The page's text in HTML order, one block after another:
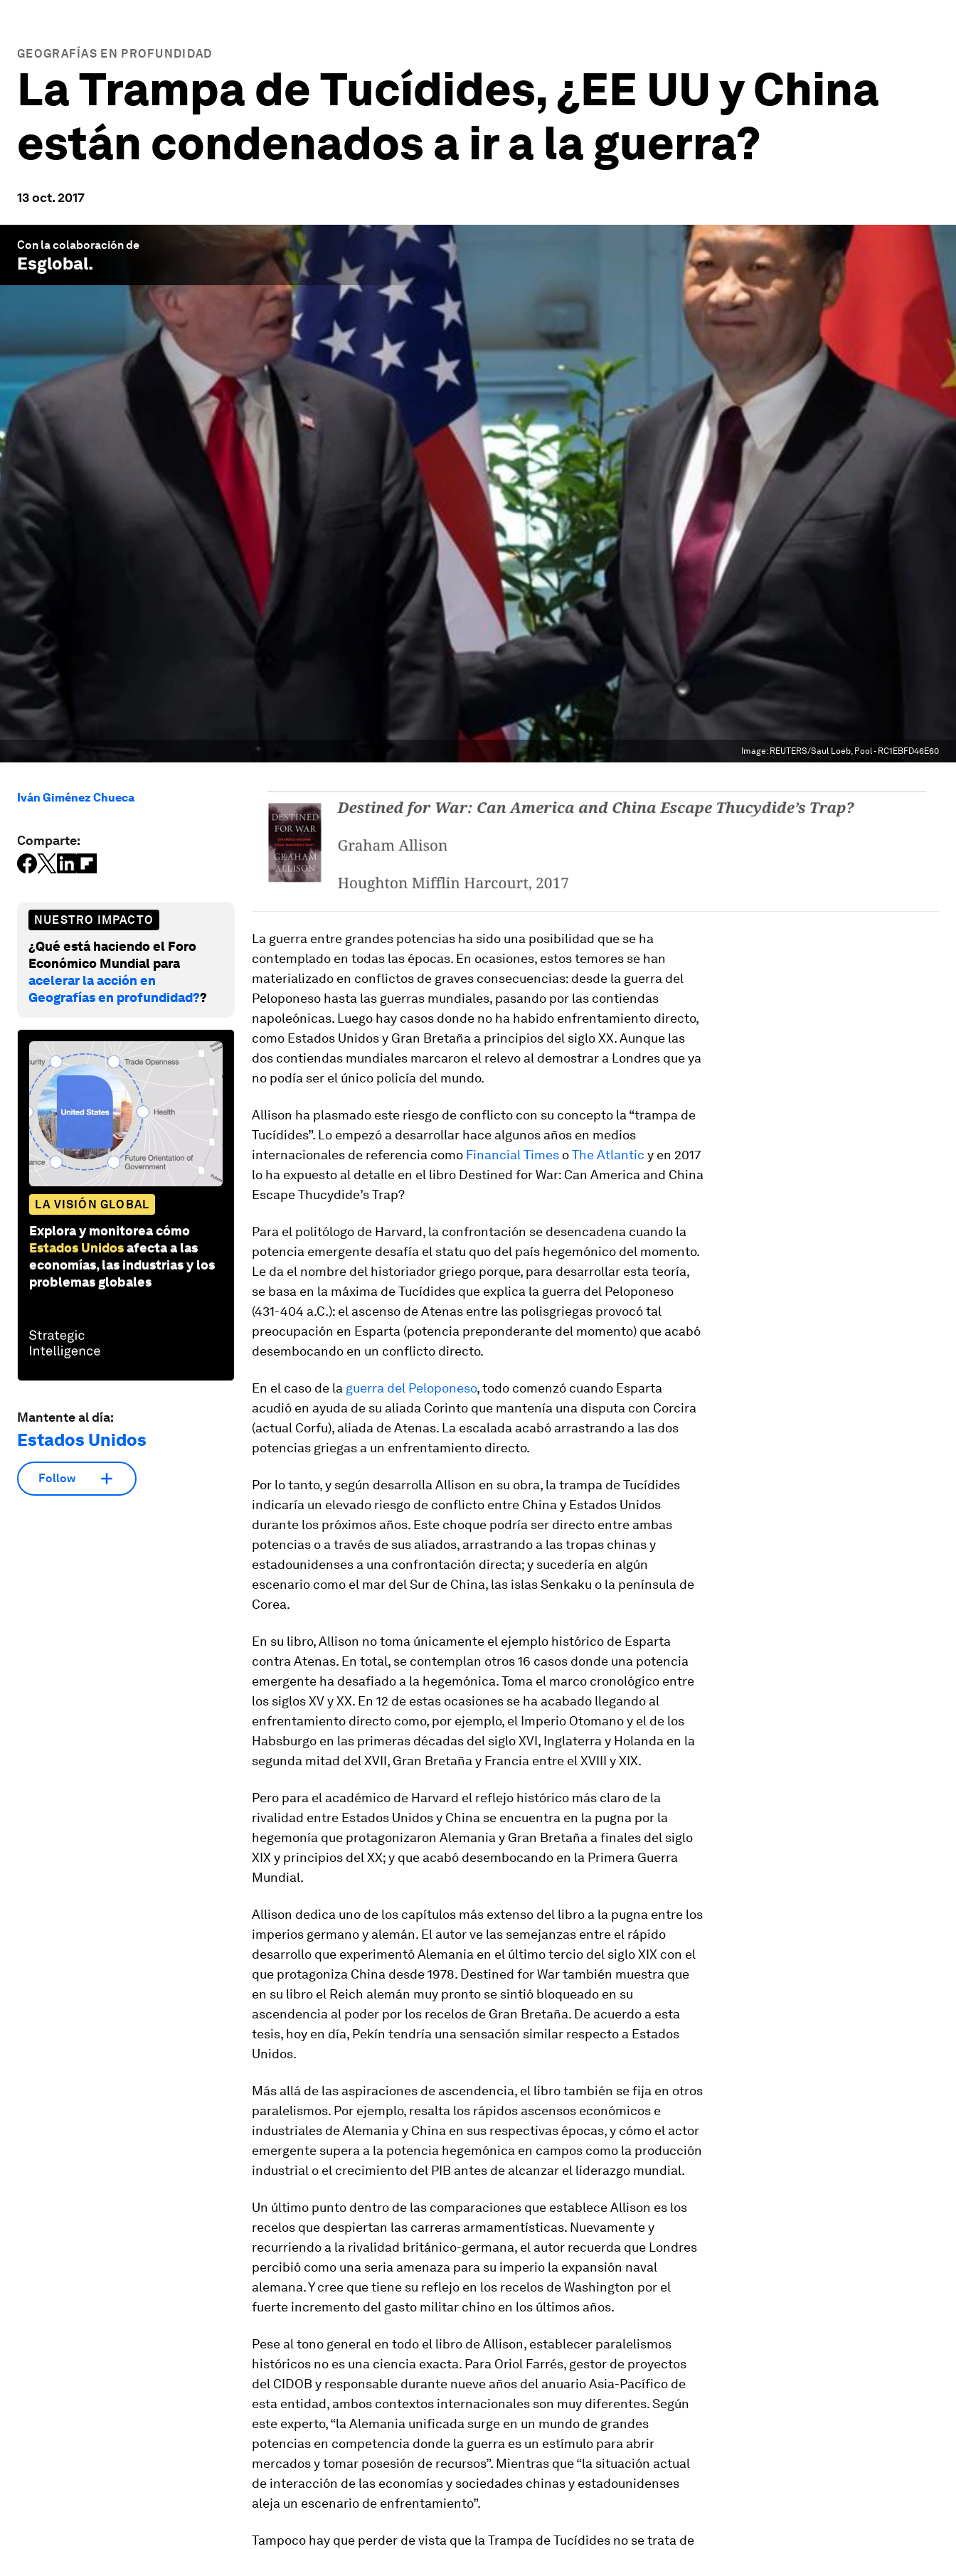
GEOGRAFÍAS EN PROFUNDIDAD
La Trampa de Tucídides, ¿EE UU y China
están condenados a ir a la guerra?
13 oct. 2017
Con la colaboración de
Esglobal.
Image: REUTERS/Saul Loeb, Pool - RC1EBFD46E60
Iván Giménez Chueca
Comparte:
NUESTRO IMPACTO
¿Qué está haciendo el Foro
Económico Mundial para
acelerar la acción en
Geografías en profundidad??
LA VISIÓN GLOBAL
Explora y monitorea cómo
Estados Unidosafecta a las
economías, las industrias y los
problemas globales
Mantente al día:
Estados Unidos
Follow
La guerra entre grandes potencias ha sido una posibilidad que se ha
contemplado en todas las épocas. En ocasiones, estos temores se han
materializado en conflictos de graves consecuencias: desde la guerra del
Peloponeso hasta las guerras mundiales, pasando por las contiendas
napoleónicas. Luego hay casos donde no ha habido enfrentamiento directo,
como Estados Unidos y Gran Bretaña a principios del siglo XX. Aunque las
dos contiendas mundiales marcaron el relevo al demostrar a Londres que ya
no podía ser el único policía del mundo.
Allison ha plasmado este riesgo de conflicto con su concepto la “trampa de
Tucídides”. Lo empezó a desarrollar hace algunos años en medios
internacionales de referencia como Financial Times oThe Atlantic y en 2017
lo ha expuesto al detalle en el libro Destined for War: Can America and China
Escape Thucydide’s Trap?
Para el politólogo de Harvard, la confrontación se desencadena cuando la
potencia emergente desafía el statu quo del país hegemónico del momento.
Le da el nombre del historiador griego porque, para desarrollar esta teoría,
se basa en la máxima de Tucídides que explica la guerra del Peloponeso
(431-404 a.C.): el ascenso de Atenas entre las polisgriegas provocó tal
preocupación en Esparta (potencia preponderante del momento) que acabó
desembocando en un conflicto directo.
En el caso de la guerra del Peloponeso, todo comenzó cuando Esparta
acudió en ayuda de su aliada Corinto que mantenía una disputa con Corcira
(actual Corfu), aliada de Atenas. La escalada acabó arrastrando a las dos
potencias griegas a un enfrentamiento directo.
Por lo tanto, y según desarrolla Allison en su obra, la trampa de Tucídides
indicaría un elevado riesgo de conflicto entre China y Estados Unidos
durante los próximos años. Este choque podría ser directo entre ambas
potencias o a través de sus aliados, arrastrando a las tropas chinas y
estadounidenses a una confrontación directa; y sucedería en algún
escenario como el mar del Sur de China, las islas Senkaku o la península de
Corea.
En su libro, Allison no toma únicamente el ejemplo histórico de Esparta
contra Atenas. En total, se contemplan otros 16 casos donde una potencia
emergente ha desafiado a la hegemónica. Toma el marco cronológico entre
los siglos XV y XX. En 12 de estas ocasiones se ha acabado llegando al
enfrentamiento directo como, por ejemplo, el Imperio Otomano y el de los
Habsburgo en las primeras décadas del siglo XVI, Inglaterra y Holanda en la
segunda mitad del XVII, Gran Bretaña y Francia entre el XVIII y XIX.
Pero para el académico de Harvard el reflejo histórico más claro de la
rivalidad entre Estados Unidos y China se encuentra en la pugna por la
hegemonía que protagonizaron Alemania y Gran Bretaña a finales del siglo
XIX y principios del XX; y que acabó desembocando en la Primera Guerra
Mundial.
Allison dedica uno de los capítulos más extenso del libro a la pugna entre los
imperios germano y alemán. El autor ve las semejanzas entre el rápido
desarrollo que experimentó Alemania en el último tercio del siglo XIX con el
que protagoniza China desde 1978. Destined for Wartambién muestra que
en su libro el Reich alemán muy pronto se sintió bloqueado en su
ascendencia al poder por los recelos de Gran Bretaña. De acuerdo a esta
tesis, hoy en día, Pekín tendría una sensación similar respecto a Estados
Unidos.
Más allá de las aspiraciones de ascendencia, el libro también se fija en otros
paralelismos. Por ejemplo, resalta los rápidos ascensos económicos e
industriales de Alemania y China en sus respectivas épocas, y cómo el actor
emergente supera a la potencia hegemónica en campos como la producción
industrial o el crecimiento del PIB antes de alcanzar el liderazgo mundial.
Un último punto dentro de las comparaciones que establece Allison es los
recelos que despiertan las carreras armamentísticas. Nuevamente y
recurriendo a la rivalidad británico-germana, el autor recuerda que Londres
percibió como una seria amenaza para su imperio la expansión naval
alemana. Y cree que tiene su reflejo en los recelos de Washington por el
fuerte incremento del gasto militar chino en los últimos años.
Pese al tono general en todo el libro de Allison, establecer paralelismos
históricos no es una ciencia exacta. Para Oriol Farrés, gestor de proyectos
del CIDOB y responsable durante nueve años del anuario Asia-Pacífico de
esta entidad, ambos contextos internacionales son muy diferentes. Según
este experto, “la Alemania unificada surge en un mundo de grandes
potencias en competencia donde la guerra es un estímulo para abrir
mercados y tomar posesión de recursos”. Mientras que “la situación actual
de interacción de las economías y sociedades chinas y estadounidenses
aleja un escenario de enfrentamiento”.
Tampoco hay que perder de vista que la Trampa de Tucídides no se trata de